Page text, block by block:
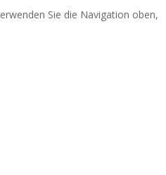
Sie die Navigation oben,